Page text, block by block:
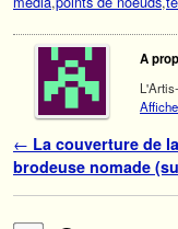
A
Navigation des
← La couverture de la
brodeuse nomade